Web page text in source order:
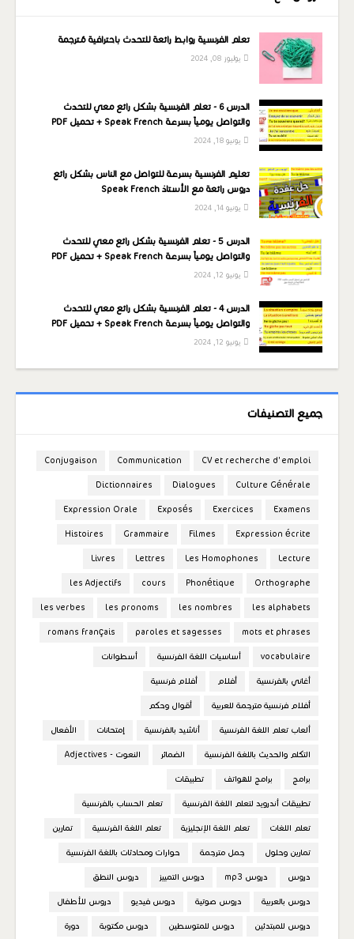
تعلم الفرنسية روابط رائعة للتحدث باحترافية مُترجمة
يوليوز 08, 2024
الدرس 6 - تعلم الفرنسية بشكل رائع معي للتحدث
والتواصل يومياً بسرعة Speak French + تحميل PDF
يونيو 18, 2024
تعليم الفرنسية بسرعة للتواصل مع الناس بشكل رائع
دروس رائعة مع الأستاذ Speak French
يونيو 14, 2024
الدرس 5 - تعلم الفرنسية بشكل رائع معي للتحدث
والتواصل يومياً بسرعة Speak French + تحميل PDF
يونيو 12, 2024
الدرس 4 - تعلم الفرنسية بشكل رائع معي للتحدث
والتواصل يومياً بسرعة Speak French + تحميل PDF
يونيو 12, 2024
جميع التصنيفات
CV et recherche d'emploi
Communication
Conjugaison
Culture Générale
Dialogues
Dictionnaires
Examens
Exercices
Exposés
Expression Orale
Expression écrite
Filmes
Grammaire
Histoires
Lecture
Les Homophones
Lettres
Livres
Orthographe
Phonétique
cours
les Adjectifs
les alphabets
les nombres
les pronoms
les verbes
mots et phrases
paroles et sagesses
romans français
vocabulaire أساسيات اللغة الفرنسية أسطوانات
أغاني بالفرنسية أفلام أفلام فرنسية
أفلام فرنسية مترجمة للعربية أقوال وحكم
ألعاب تعلم اللغة الفرنسية أناشيد بالفرنسية إمتحانات الأفعال
التكلم والحديث باللغة الفرنسية الضمائر النعوت - Adjectives
برامج برامج للهواتف تطبيقات
تطبيقات أندرويد لتعلم اللغة الفرنسية تعلم الحساب بالفرنسية
تعلم اللغات تعلم اللغة الإنجليزية تعلم اللغة الفرنسية تمارين
تمارين وحلول جمل مترجمة حوارات ومحادثات باللغة الفرنسية
دروس دروس mp3 دروس التمييز دروس النطق
دروس بالعربية دروس صوتية دروس فيديو دروس للأطفال
دروس للمبتدئين دروس للمتوسطين دروس مكتوبة دورة